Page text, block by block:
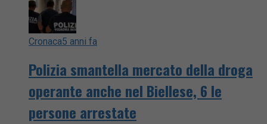
Cronaca5 anni fa
Polizia smantella mercato della droga
operante anche nel Biellese, 6 le
persone arrestate